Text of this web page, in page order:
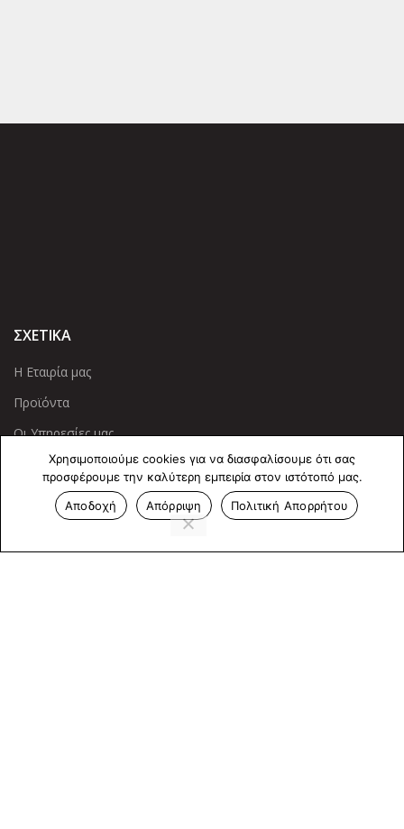
ΣΧΕΤΙΚΑ
Η Εταιρία μας
Προϊόντα
Οι Υπηρεσίες μας
ΠΛΗΡΟΦΟΡΙΕΣ
Πολιτική Απορρήτου
Χρησιμοποιούμε cookies για να διασφαλίσουμε ότι σας
προσφέρουμε την καλύτερη εμπειρία στον ιστότοπό μας.
Αποδοχή
Απόρριψη Πολιτική Απορρήτου